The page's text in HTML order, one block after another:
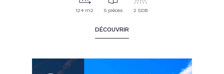
124 m2 5 pièces 2 SDB
DÉCOUVRIR